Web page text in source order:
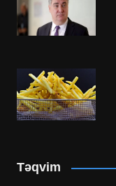
Təqvim